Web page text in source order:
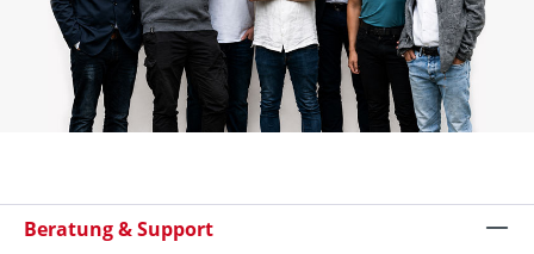
Beratung & Support